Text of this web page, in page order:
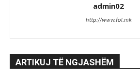
admin02
http://www.fol.mk
ARTIKUJ TË NGJASHËM